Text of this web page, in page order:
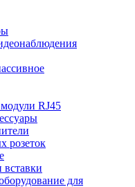
RJ45
розеток
для